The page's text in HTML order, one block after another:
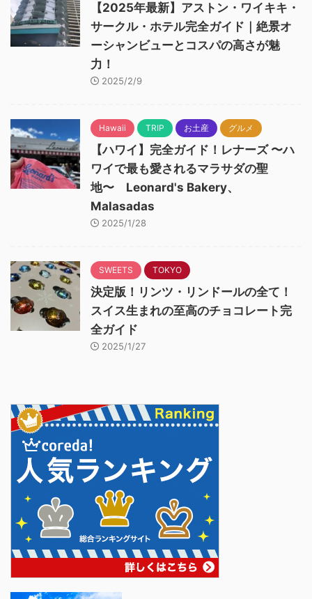
【2025年最新】アストン・ワイキキ・
サークル・ホテル完全ガイド｜絶景オ
ーシャンビューとコスパの高さが魅
力！
2025/2/9
Hawaii TRIP お土産 グルメ
【ハワイ】完全ガイド！レナーズ 〜ハ
ワイで最も愛されるマラサダの聖
地〜 Leonard's Bakery、
Malasadas
2025/1/28
SWEETS TOKYO
決定版！リンツ・リンドールの全て！
スイス生まれの至高のチョコレート完
全ガイド
2025/1/27